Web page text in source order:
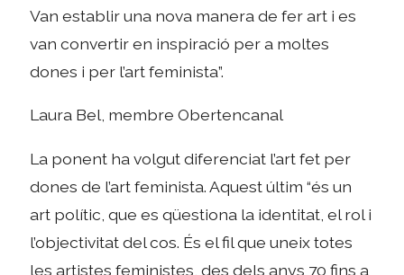
Van establir una nova manera de fer art i es
van convertir en inspiració per a moltes
dones i per l’art feminista”.
Laura Bel, membre Obertencanal
La ponent ha volgut diferenciat l’art fet per
dones de l’art feminista. Aquest últim “és un
art polític, que es qüestiona la identitat, el rol i
l’objectivitat del cos. És el fil que uneix totes
les artistes feministes, des dels anys 70 fins a